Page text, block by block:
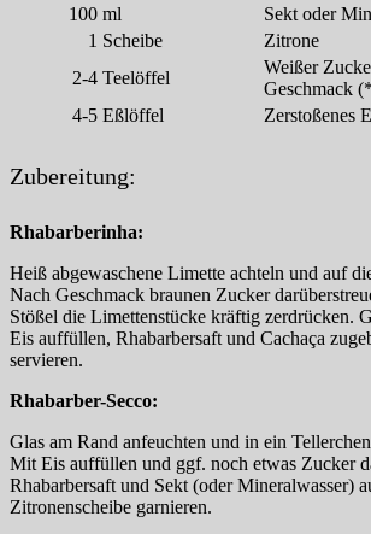
100 ml
Sekt oder
1 Scheibe
Zitrone
2-4 Teelöffel
Weißer
Geschmack
4-5 Eßlöffel Zerstoßenes
Zubereitung:
Rhabarberinha:
Heiß abgewaschene Limette achteln und auf
Nach Geschmack braunen Zucker
Stößel die Limettenstücke kräftig zerdrücken.
Eis auffüllen, Rhabarbersaft und Cachaça
servieren.
Rhabarber-Secco:
Glas am Rand anfeuchten und in ein
Mit Eis auffüllen und ggf. noch etwas Zucker
Rhabarbersaft und Sekt (oder Mineralwasser)
Zitronenscheibe garnieren.